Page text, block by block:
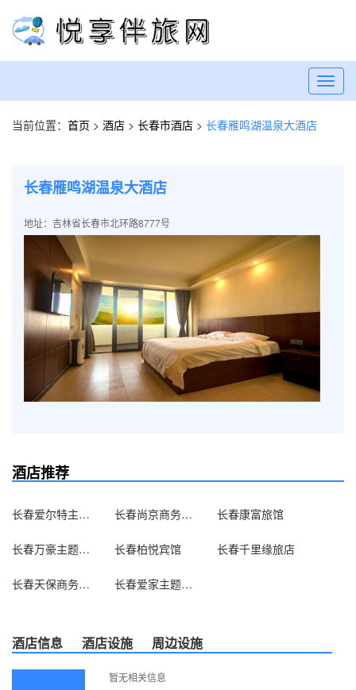
当前位置： 首页 > 酒店 > 长春市酒店 > 长春雁鸣湖温泉大酒店
长春雁鸣湖温泉大酒店
地址：吉林省长春市北环路8777号
酒店推荐
长春爱尔特主题宾馆 长春尚京商务宾馆 长春康富旅馆
长春万豪主题酒店式公寓（原万豪情趣自助公寓） 长春柏悦宾馆 长春千里缘旅店
长春天保商务宾馆 长春爱家主题公寓
酒店信息 酒店设施 周边设施
暂无相关信息